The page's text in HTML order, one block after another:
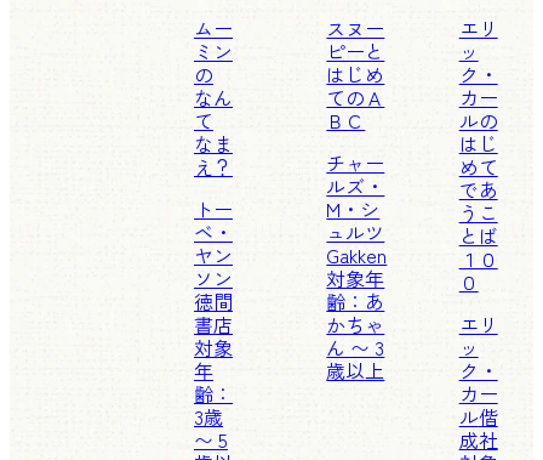
ムー
ミン
の
なん
て
なま
え？
トー
ベ・
ヤン
ソン
徳間
書店
対象
年
齢：
3歳
〜 5
スヌー
ピーと
はじめ
てのＡ
ＢＣ
チャー
ルズ・
M・シ
ュルツ
Gakken
対象年
齢：あ
かちゃ
ん 〜 3
歳以上
エリ
ッ
ク・
カー
ルの
はじ
めて
であ
うこ
とば
１０
０
エリ
ッ
ク・
カー
ル偕
成社